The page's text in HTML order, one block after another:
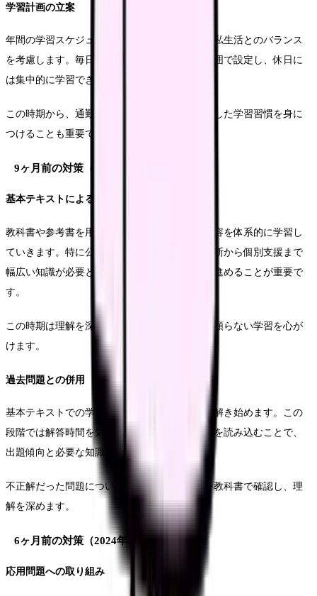
学習計画の立案
年間の学習スケジュールを立てる際は、仕事や私生活とのバランス
を考慮します。毎日の学習時間は無理のない範囲で設定し、休日に
は集中的に学習できる時間を確保します。
この時期から、通勤時間などの隙間時間を活用した学習習慣を身に
つけることも重要です。
9ヶ月前の対策（2024年5月～）
基本テキストによる学習
教科書や参考書を用いて、各科目の基本的な内容を体系的に学習し
ていきます。特に公衆衛生看護学では、地域診断から個別支援まで
幅広い知識が必要となるため、計画的に学習を進めることが重要で
す。
この時期は理解を深めることを重視し、暗記に頼らない学習を心が
けます。
過去問題との併用
基本テキストでの学習と並行して、過去問題を解き始めます。この
段階では解答時間を気にせず、じっくりと解説を読み込むことで、
出題傾向と必要な知識を把握していきます。
不正解だった問題については、関連する項目を教科書で確認し、理
解を深めます。
6ヶ月前の対策（2024年8月～）
応用問題への取り組み